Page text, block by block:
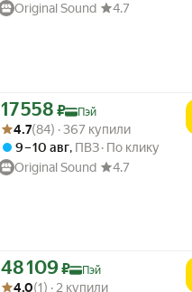
Original Sound
4.7
Цена с картой Яндекс Пэй 17558 ₽
17 558 ₽
Пэй
Рейтинг товара: 4.7 из 5
Оценок: (84) · 367 купили
4.7(84) · 367 купили
9 – 10 авг, ПВЗ По клику
Original Sound
4.7
Цена с картой Яндекс Пэй 48109 ₽
48 109₽
Пэй
Рейтинг товара: 4.0 из 5
Оценок: (1) · 2 купили
4.0(1) · 2 купили